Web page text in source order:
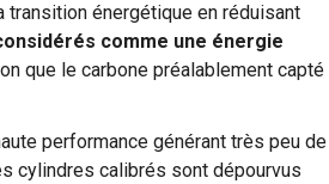
transition énergétique en réduisant
comme une énergie
que le carbone préalablement capté
performance générant très peu de
cylindres calibrés sont dépourvus